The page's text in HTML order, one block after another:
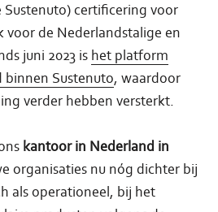
certificering voor
voor de Nederlandstalige en
juni 2023 is het platform
Sustenuto, waardoor
verder hebben versterkt.
kantoor in Nederland in
organisaties nu nóg dichter bij
als operationeel, bij het